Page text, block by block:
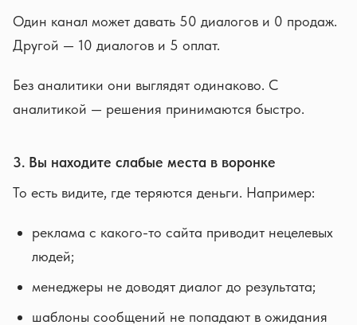
Один канал может давать 50 диалогов и 0 продаж.
Другой — 10 диалогов и 5 оплат.
Без аналитики они выглядят одинаково. С
аналитикой — решения принимаются быстро.
3. Вы находите слабые места в воронке
То есть видите, где теряются деньги. Например:
реклама с какого-то сайта приводит нецелевых
людей;
менеджеры не доводят диалог до результата;
шаблоны сообщений не попадают в ожидания